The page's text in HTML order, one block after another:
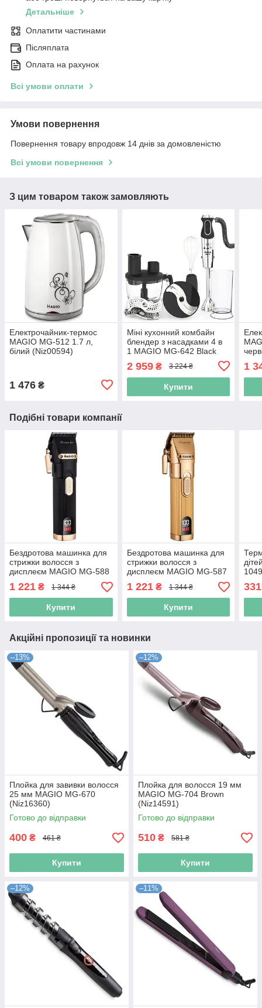
Детальніше
Оплатити частинами
Післяплата
Оплата на рахунок
Всі умови оплати
Умови повернення
Повернення товару впродовж 14 днів за домовленістю
Всі умови повернення
З цим товаром також замовляють
Електрочайник-термос
MAGIO MG-512 1.7 л,
білий (Niz00594)
1 476 ₴
Міні кухонний комбайн
блендер з насадками 4 в
1 MAGIO MG-642 Black
2 959₴ 3 224 ₴
Купити
1
Подібні товари компанії
Бездротова машинка для
стрижки волосся з
дисплеєм MAGIO МG-588
алмазне покриття Black
(Niz14342)
1 221 ₴ 1 344 ₴
Купити
Бездротова машинка для
стрижки волосся з
дисплеєм MAGIO МG-587
титан Gold (Niz14341)
1 221₴ 1 344 ₴
Купити
331
Акційні пропозиції та новинки
–13%
Плойка для завивки волосся
25 мм MAGIO MG-670
(Niz16360)
Готово до відправки
400 ₴ 461 ₴
Купити
–12%
Плойка для волосся 19 мм
MAGIO МG-704 Brown
(Niz14591)
Готово до відправки
510 ₴ 581 ₴
Купити
–12% –11%